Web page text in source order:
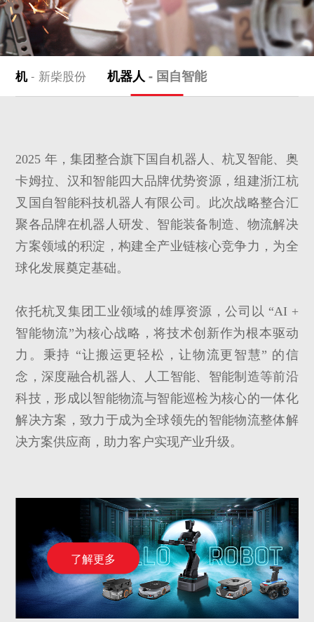
动机- 新柴股份 机器人- 国自智能
2025 年，集团整合旗下国自机器人、杭叉智能、奥
卡姆拉、汉和智能四大品牌优势资源，组建浙江杭
叉国自智能科技机器人有限公司。此次战略整合汇
聚各品牌在机器人研发、智能装备制造、物流解决
方案领域的积淀，构建全产业链核心竞争力，为全
球化发展奠定基础。
依托杭叉集团工业领域的雄厚资源，公司以 “AI +
智能物流”为核心战略，将技术创新作为根本驱动
力。秉持 “让搬运更轻松，让物流更智慧” 的信
念，深度融合机器人、人工智能、智能制造等前沿
科技，形成以智能物流与智能巡检为核心的一体化
解决方案，致力于成为全球领先的智能物流整体解
决方案供应商，助力客户实现产业升级。
了解更多